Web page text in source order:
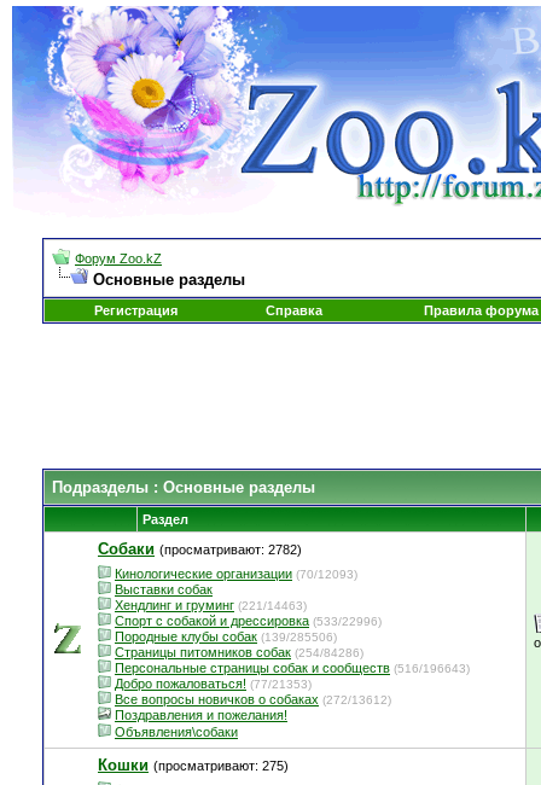
Форум Zoo.kZ
Основные разделы
Регистрация Справка Правила форума
Подразделы : Основные разделы
Раздел
Собаки (просматривают: 2782)
Кинологические организации (70/12093)
Выставки собак
Хендлинг и груминг (221/14463)
Спорт с собакой и дрессировка (533/22996)
Породные клубы собак (139/285506)
Страницы питомников собак (254/84286)
Персональные страницы собак и сообществ (516/196643)
Добро пожаловаться! (77/21353)
Все вопросы новичков о собаках (272/13612)
Поздравления и пожелания!
Объявления\собаки
Кошки (просматривают: 275)